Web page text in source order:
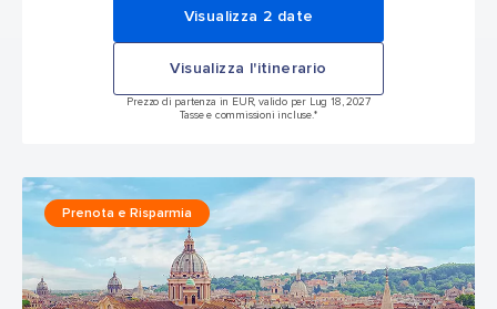
Visualizza 2 date
Visualizza l'itinerario
Prezzo di partenza in EUR, valido per Lug 18, 2027
Tasse e commissioni incluse.*
Prenota e Risparmia